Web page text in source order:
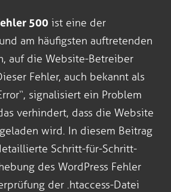
500 ist eine der
am häufigsten auftretenden
auf die Website-Betreiber
Fehler, auch bekannt als
signalisiert ein Problem
verhindert, dass die Website
wird. In diesem Beitrag
Schritt-für-Schritt-
des WordPress Fehler
der .htaccess-Datei